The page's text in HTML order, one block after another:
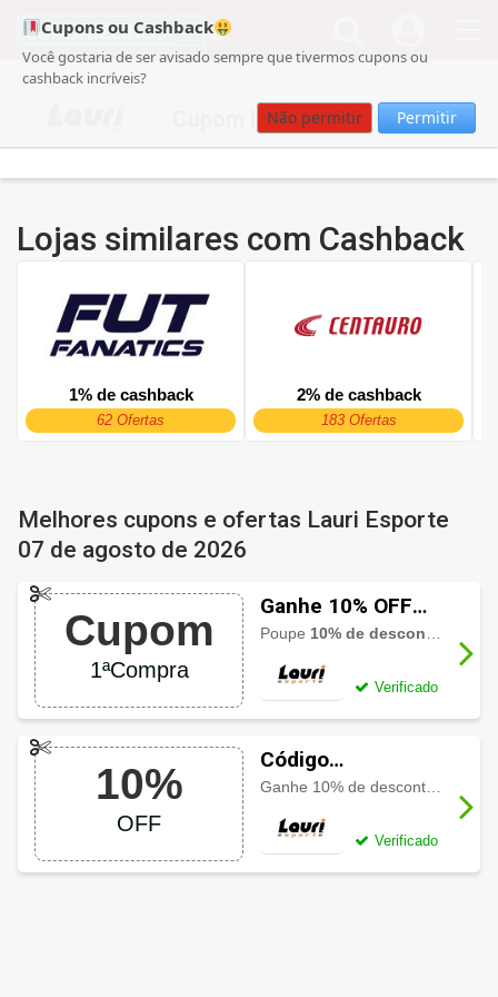
Cupons ou Cashback
Você gostaria de ser avisado sempre que tivermos cupons ou
cashback incríveis?
Não permitir Permitir
Cupom Lauri Esporte
Lojas similares com Cashback
1% de cashback
62 Ofertas
2% de cashback
183 Ofertas
Melhores cupons e ofertas Lauri Esporte
07 de agosto de 2026
Cupom
1ªCompra
Ganhe 10% OFF
usando cupom
Lauri Esporte
Poupe 10% de desconto na primeira compra na Lauri Esporte
Verificado
10%
OFF
Código
promocional Lauri
Esporte com 10%
Verificado